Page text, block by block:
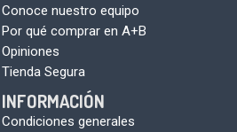
Conoce nuestro equipo
Por qué comprar en A+B
Opiniones
Tienda Segura
INFORMACIÓN
Condiciones generales